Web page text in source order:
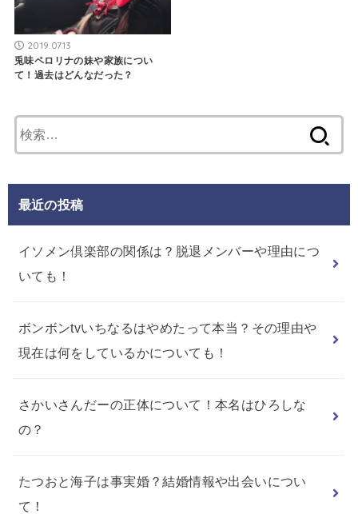
2019.07.13
兎味ペロリナの妹や家族につい
て！過去はどんなだった？
索:
最近の投稿
イソメン倶楽部の関係は？脱退メンバーや理由につ
いても！
ボンボンtvいちなるはやめたって本当？その理由や
現在は何をしているかについても！
さかいさんだーの正体について！本名はひろしな
の？
たつおと海子は事実婚？結婚情報や出会いについ
て！